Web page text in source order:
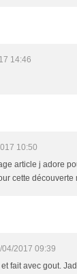
14:46
10:50
article j adore
cette découverte
04/2017 09:39
et fait avec gout.